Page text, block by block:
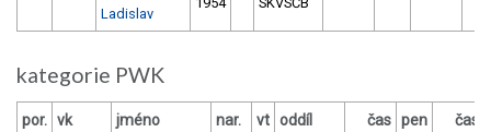
Ladislav
kategorie PWK
por. vk jméno nar. vt oddíl čas pen čas